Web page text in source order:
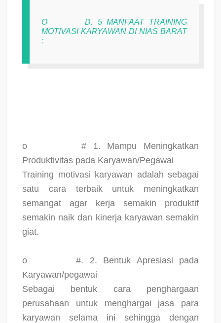
O
D. 5 MANFAAT TRAINING
MOTIVASI KARYAWAN DI NIAS BARAT
:
o
# 1. Mampu Meningkatkan
Produktivitas pada Karyawan/Pegawai
Training motivasi karyawan adalah sebagai
satu cara terbaik untuk meningkatkan
semangat agar kerja semakin produktif
semakin naik dan kinerja karyawan semakin
giat.
o
#. 2. Bentuk Apresiasi pada
Karyawan/pegawai
Sebagai bentuk cara penghargaan
perusahaan untuk menghargai jasa para
karyawan selama ini sehingga dengan